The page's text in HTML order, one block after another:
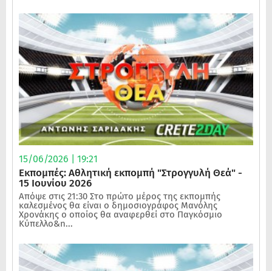
15/06/2026 | 19:21
Εκπομπές: Αθλητική εκπομπή "Στρογγυλή Θεά" -
15 Ιουνίου 2026
Απόψε στις 21:30 Στο πρώτο μέρος της εκπομπής
καλεσμένος θα είναι ο δημοσιογράφος Μανόλης
Χρονάκης ο οποίος θα αναφερθεί στο Παγκόσμιο
Κύπελλο&n...